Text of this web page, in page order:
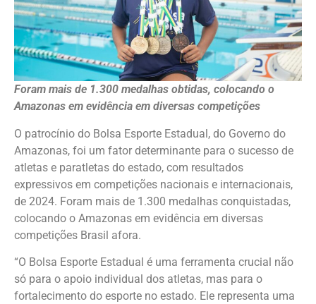
Foram mais de 1.300 medalhas obtidas, colocando o
Amazonas em evidência em diversas competições
O patrocínio do Bolsa Esporte Estadual, do Governo do
Amazonas, foi um fator determinante para o sucesso de
atletas e paratletas do estado, com resultados
expressivos em competições nacionais e internacionais,
de 2024. Foram mais de 1.300 medalhas conquistadas,
colocando o Amazonas em evidência em diversas
competições Brasil afora.
“O Bolsa Esporte Estadual é uma ferramenta crucial não
só para o apoio individual dos atletas, mas para o
fortalecimento do esporte no estado. Ele representa uma